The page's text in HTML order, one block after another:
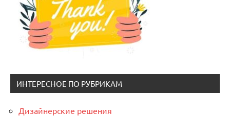
ИНТЕРЕСНОЕ ПО РУБРИКАМ
Дизайнерские решения